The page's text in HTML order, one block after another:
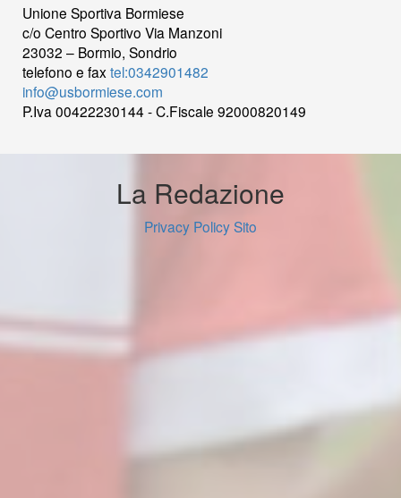
Unione Sportiva Bormiese
c/o Centro Sportivo Via Manzoni
23032 – Bormio, Sondrio
telefono e fax tel:0342901482
info@usbormiese.com
P.Iva 00422230144 - C.Fiscale 92000820149
Pembuatan Website
La Redazione
Privacy Policy Sito